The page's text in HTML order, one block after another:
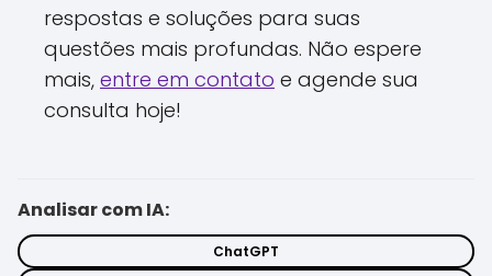
respostas e soluções para suas
questões mais profundas. Não espere
mais, entre em contato e agende sua
consulta hoje!
Analisar com IA:
ChatGPT